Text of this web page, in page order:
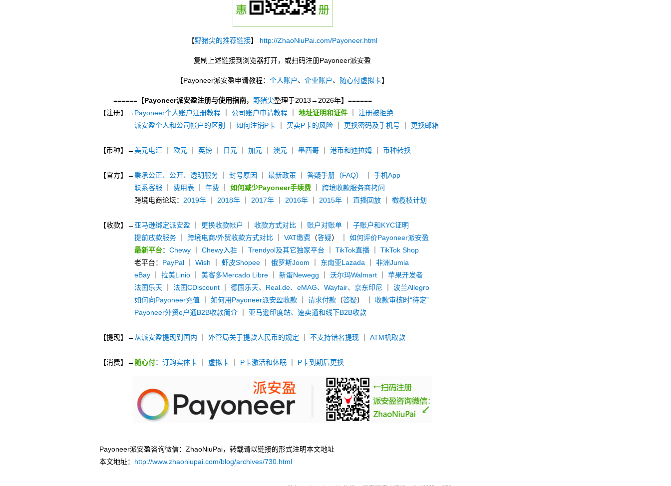
【野猪尖的推荐链接】 http://ZhaoNiuPai.com/Payoneer.html
复制上述链接到浏览器打开，或扫码注册Payoneer派安盈
【Payoneer派安盈申请教程：个人账户、企业账户、 随心付虚拟卡】
======【Payoneer派安盈注册与使用指南， 野猪尖整理于2013→2026年】======
【注册】→ Payoneer个人账户注册教程 公司账户申请教程 ｜地址证明和证件
注册被拒绝
派安盈个人和公司帐户的区别
｜如何注销P卡 买卖P卡的风险 更换密码及手机号 更换邮箱
【币种】→美元电汇 欧元 ｜英镑 日元 ｜加元 ｜澳元 ｜墨西哥 ｜港币和迪拉姆 币种转换
【官方】→秉承公正、公开、透明服务 ｜封号原因 ｜最新政策 ｜答疑手册（FAQ） ｜手机App
联系客服
费用表 ｜年费 ｜如何减少Payoneer手续费
跨境收款服务商拷问
跨境电商论坛： 2019年 2018年 2017年 2016年 2015年 直播回放 ｜橄榄枝计划
【收款】→ 亚马逊绑定派安盈 更换收款帐户 收款方式对比 账户对账单 ｜子账户和KYC证明
提前放款服务
跨境电商/外贸收款方式对比 ｜VAT缴费 （答疑） ｜如何评价Payoneer派安盈
最新平台：Chewy ｜Chewy入驻 ｜Trendyol及其它独家平台 ｜TikTok直播 ｜TikTok Shop
老平台： PayPal ｜Wish 虾皮Shopee ｜俄罗斯Joom 东南亚Lazada ｜非洲Jumia
eBay ｜拉美Linio ｜美客多Mercado Libre ｜新蛋Newegg ｜沃尔玛Walmart ｜苹果开发者
法国乐天
法国CDiscount ｜德国乐天、Real.de、eMAG、Wayfair、京东印尼 ｜波兰Allegro
如何向Payoneer充值 ｜如何用Payoneer派安盈收款 ｜请求付款 （答疑） ｜ 收款审核时“待定”
Payoneer外贸e户通B2B收款简介
亚马逊印度站、速卖通和线下B2B收款
【提现】→ 从派安盈提现到国内 ｜外管局关于提款人民币的规定 ｜不支持错名提现 ｜ATM机取款
【消费】→ 随心付：订购实体卡 虚拟卡 P卡激活和休眠 P卡到期后更换
Payoneer派安盈咨询微信：ZhaoNiuPai，转载请以链接的形式注明本文地址
本文地址： http://www.zhaoniupai.com/blog/archives/730.html